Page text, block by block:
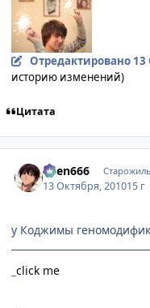
Отредактировано 13
историю изменений)
Цитата
oven666
13 Октября, 201015 г
у Коджимы
click me